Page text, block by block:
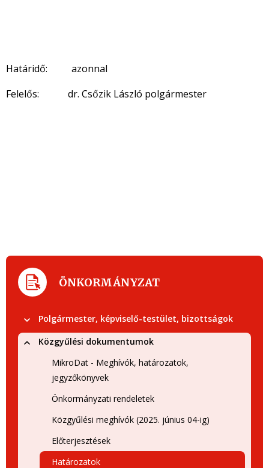
Határidő: azonnal
Felelős: dr. Csőzik László polgármester
ÖNKORMÁNYZAT
Polgármester, képviselő-testület, bizottságok
Közgyűlési dokumentumok
MikroDat - Meghívók, határozatok,
jegyzőkönyvek
Önkormányzati rendeletek
Közgyűlési meghívók (2025. június 04-ig)
Előterjesztések
Határozatok